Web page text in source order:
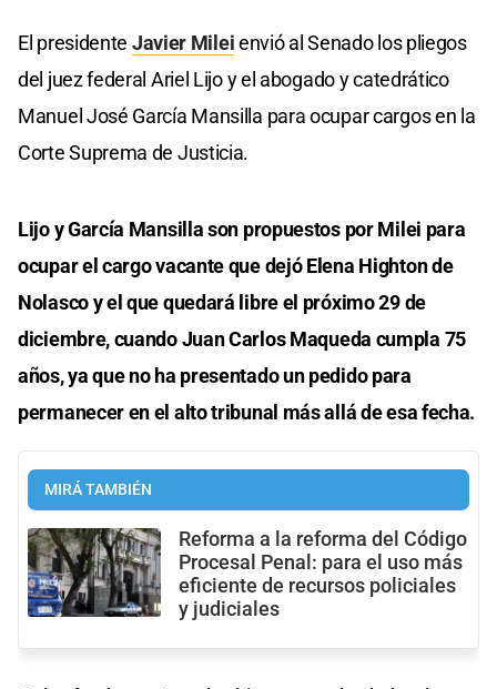
El presidente Javier Mileienvió al Senado los pliegos
del juez federal Ariel Lijo y el abogado y catedrático
Manuel José García Mansilla para ocupar cargos en la
Corte Suprema de Justicia.
Lijo y García Mansilla son propuestos por Milei para
ocupar el cargo vacante que dejó Elena Highton de
Nolasco y el que quedará libre el próximo 29 de
diciembre, cuando Juan Carlos Maqueda cumpla 75
años, ya que no ha presentado un pedido para
permanecer en el alto tribunal más allá de esa fecha.
MIRÁ TAMBIÉN
Reforma a la reforma del Código
Procesal Penal: para el uso más
eficiente de recursos policiales
y judiciales